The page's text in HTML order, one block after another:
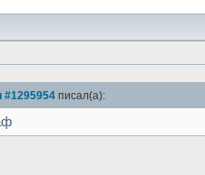
#1295954 писал(а):